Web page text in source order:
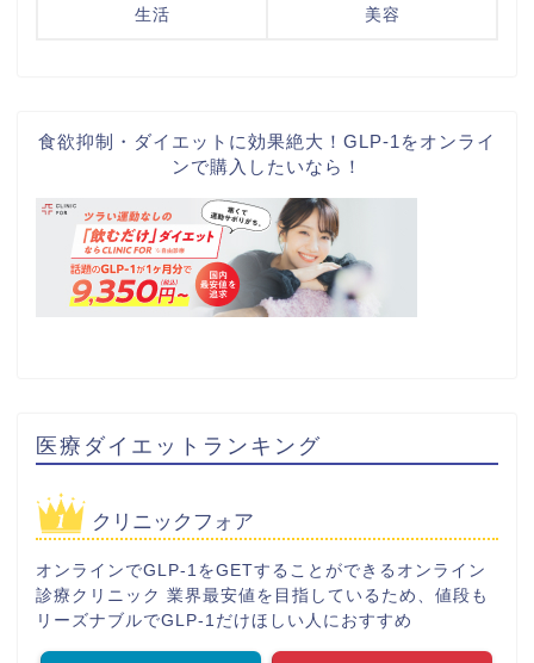
生活 美容
食欲抑制・ダイエットに効果絶大！GLP-1をオンライ
ンで購入したいなら！
医療ダイエットランキング
クリニックフォア
オンラインでGLP-1をGETすることができるオンライン
診療クリニック 業界最安値を目指しているため、値段も
リーズナブルでGLP-1だけほしい人におすすめ